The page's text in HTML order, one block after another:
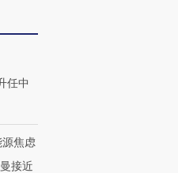
任中
焦虑
接近